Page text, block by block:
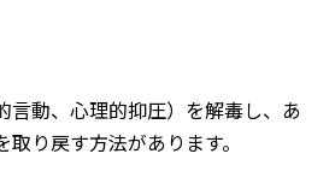
言動、心理的抑圧）を解毒し、あ
り戻す方法があります。